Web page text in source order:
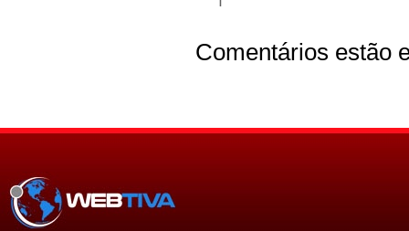
Comentários estão